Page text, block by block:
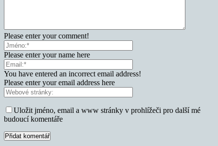
Please enter your comment!
Please enter your name here
You have entered an incorrect email address!
Please enter your email address here
Uložit jméno, email a www stránky v prohlížeči pro další mé
budoucí komentáře